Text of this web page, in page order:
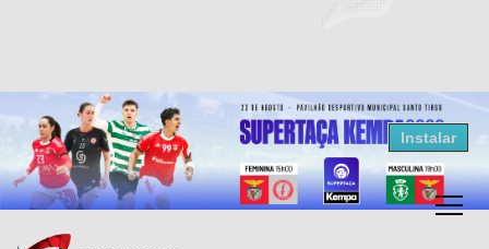
Resultados Andebol
Federação de Andebol de Portugal
Grátis - Disponivel na Play Store
Instalar